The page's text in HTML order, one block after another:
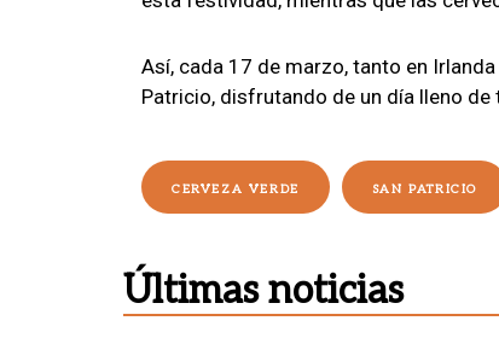
Así, cada 17 de marzo, tanto en
Patricio, disfrutando de un día lleno
CERVEZA VERDE SAN PATRICIO
Últimas noticias